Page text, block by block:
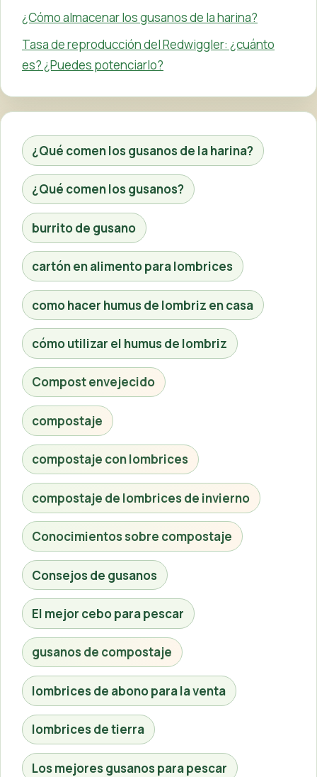
¿Cómo almacenar los gusanos de la harina?
Tasa de reproducción del Redwiggler: ¿cuánto
es? ¿Puedes potenciarlo?
¿Qué comen los gusanos de la harina?
¿Qué comen los gusanos?
burrito de gusano
cartón en alimento para lombrices
como hacer humus de lombriz en casa
cómo utilizar el humus de lombriz
Compost envejecido
compostaje
compostaje con lombrices
compostaje de lombrices de invierno
Conocimientos sobre compostaje
Consejos de gusanos
El mejor cebo para pescar
gusanos de compostaje
lombrices de abono para la venta
lombrices de tierra
Los mejores gusanos para pescar